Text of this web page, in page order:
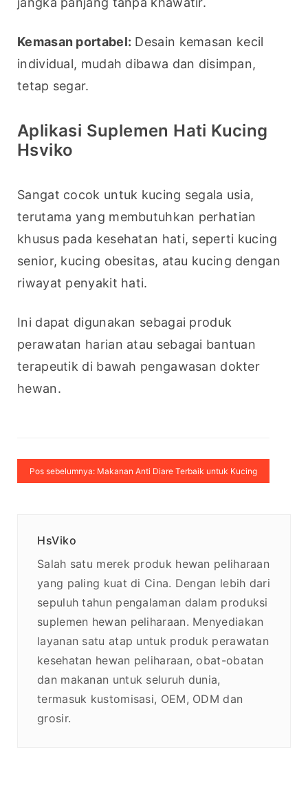
Kemasan portabel: Desain kemasan kecil
individual, mudah dibawa dan disimpan,
tetap segar.
Aplikasi Suplemen Hati Kucing
Hsviko
Sangat cocok untuk kucing segala usia,
terutama yang membutuhkan perhatian
khusus pada kesehatan hati, seperti kucing
senior, kucing obesitas, atau kucing dengan
riwayat penyakit hati.
Ini dapat digunakan sebagai produk
perawatan harian atau sebagai bantuan
terapeutik di bawah pengawasan dokter
hewan.
Pos sebelumnya: Makanan Anti Diare Terbaik untuk Kucing
HsViko
Salah satu merek produk hewan peliharaan
yang paling kuat di Cina. Dengan lebih dari
sepuluh tahun pengalaman dalam produksi
suplemen hewan peliharaan. Menyediakan
layanan satu atap untuk produk perawatan
kesehatan hewan peliharaan, obat-obatan
dan makanan untuk seluruh dunia,
termasuk kustomisasi, OEM, ODM dan
grosir.